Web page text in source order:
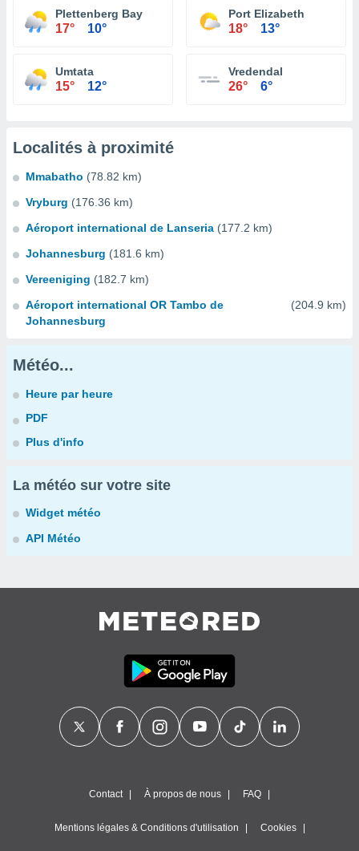
Plettenberg Bay
17° 10°
Port Elizabeth
18° 13°
Umtata
15° 12°
Vredendal
26° 6°
Localités à proximité
Mmabatho (78.82 km)
Vryburg (176.36 km)
Aéroport international de Lanseria (177.2 km)
Johannesburg (181.6 km)
Vereeniging (182.7 km)
Aéroport international OR Tambo de
Johannesburg
(204.9 km)
Météo...
Heure par heure
PDF
Plus d'info
La météo sur votre site
Widget météo
API Météo
Contact À propos de nous FAQ
Mentions légales & Conditions d'utilisation Cookies